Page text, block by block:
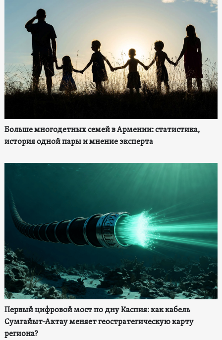
Больше многодетных семей в Армении: статистика,
история одной пары и мнение эксперта
Первый цифровой мост по дну Каспия: как кабель
Сумгайыт-Актау меняет геостратегическую карту
региона?